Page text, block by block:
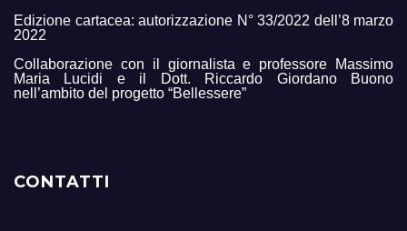
Edizione cartacea: autorizzazione N° 33/2022 dell’8 marzo
2022
Collaborazione con il giornalista e professore Massimo
Maria Lucidi e il Dott. Riccardo Giordano Buono
nell’ambito del progetto “Bellessere”
CONTATTI